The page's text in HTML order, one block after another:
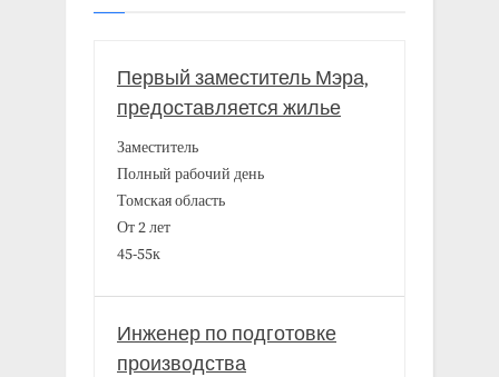
Первый заместитель Мэра,
предоставляется жилье
Заместитель
Полный рабочий день
Томская область
От 2 лет
45-55к
Инженер по подготовке
производства